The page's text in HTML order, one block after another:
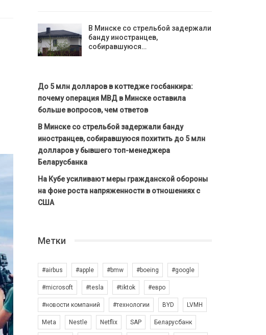
В Минске со стрельбой задержали
банду иностранцев,
собиравшуюся…
До 5 млн долларов в коттедже госбанкира:
почему операция МВД в Минске оставила
больше вопросов, чем ответов
В Минске со стрельбой задержали банду
иностранцев, собиравшуюся похитить до 5 млн
долларов у бывшего топ-менеджера
Беларусбанка
На Кубе усиливают меры гражданской обороны
на фоне роста напряженности в отношениях с
США
Метки
#airbus #apple #bmw #boeing #google
#microsoft #tesla #tiktok #евро
#новости компаний #технологии BYD LVMH
Meta Nestle Netflix SAP Беларусбанк